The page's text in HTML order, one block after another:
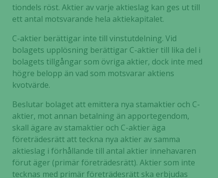
tiondels röst. Aktier av varje aktieslag kan ges ut till
ett antal motsvarande hela aktiekapitalet.
C-aktier berättigar inte till vinstutdelning. Vid
bolagets upplösning berättigar C-aktier till lika del i
bolagets tillgångar som övriga aktier, dock inte med
högre belopp än vad som motsvarar aktiens
kvotvärde.
Beslutar bolaget att emittera nya stamaktier och C-
aktier, mot annan betalning än apportegendom,
skall ägare av stamaktier och C-aktier äga
företrädesrätt att teckna nya aktier av samma
aktieslag i förhållande till antal aktier innehavaren
förut äger (primär företrädesrätt). Aktier som inte
tecknas med primär företrädesrätt ska erbjudas